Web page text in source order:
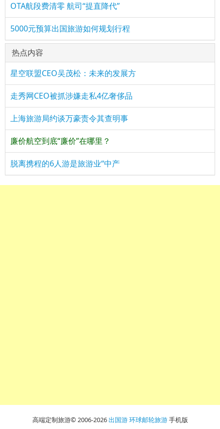
OTA航段费清零 航司“提直降代”
5000元预算出国旅游如何规划行程
热点内容
星空联盟CEO吴茂松：未来的发展方
走秀网CEO被抓涉嫌走私4亿奢侈品
上海旅游局约谈万豪责令其查明事
廉价航空到底“廉价”在哪里？
脱离携程的6人游是旅游业“中产
高端定制旅游© 2006-2026出国游环球邮轮旅游手机版